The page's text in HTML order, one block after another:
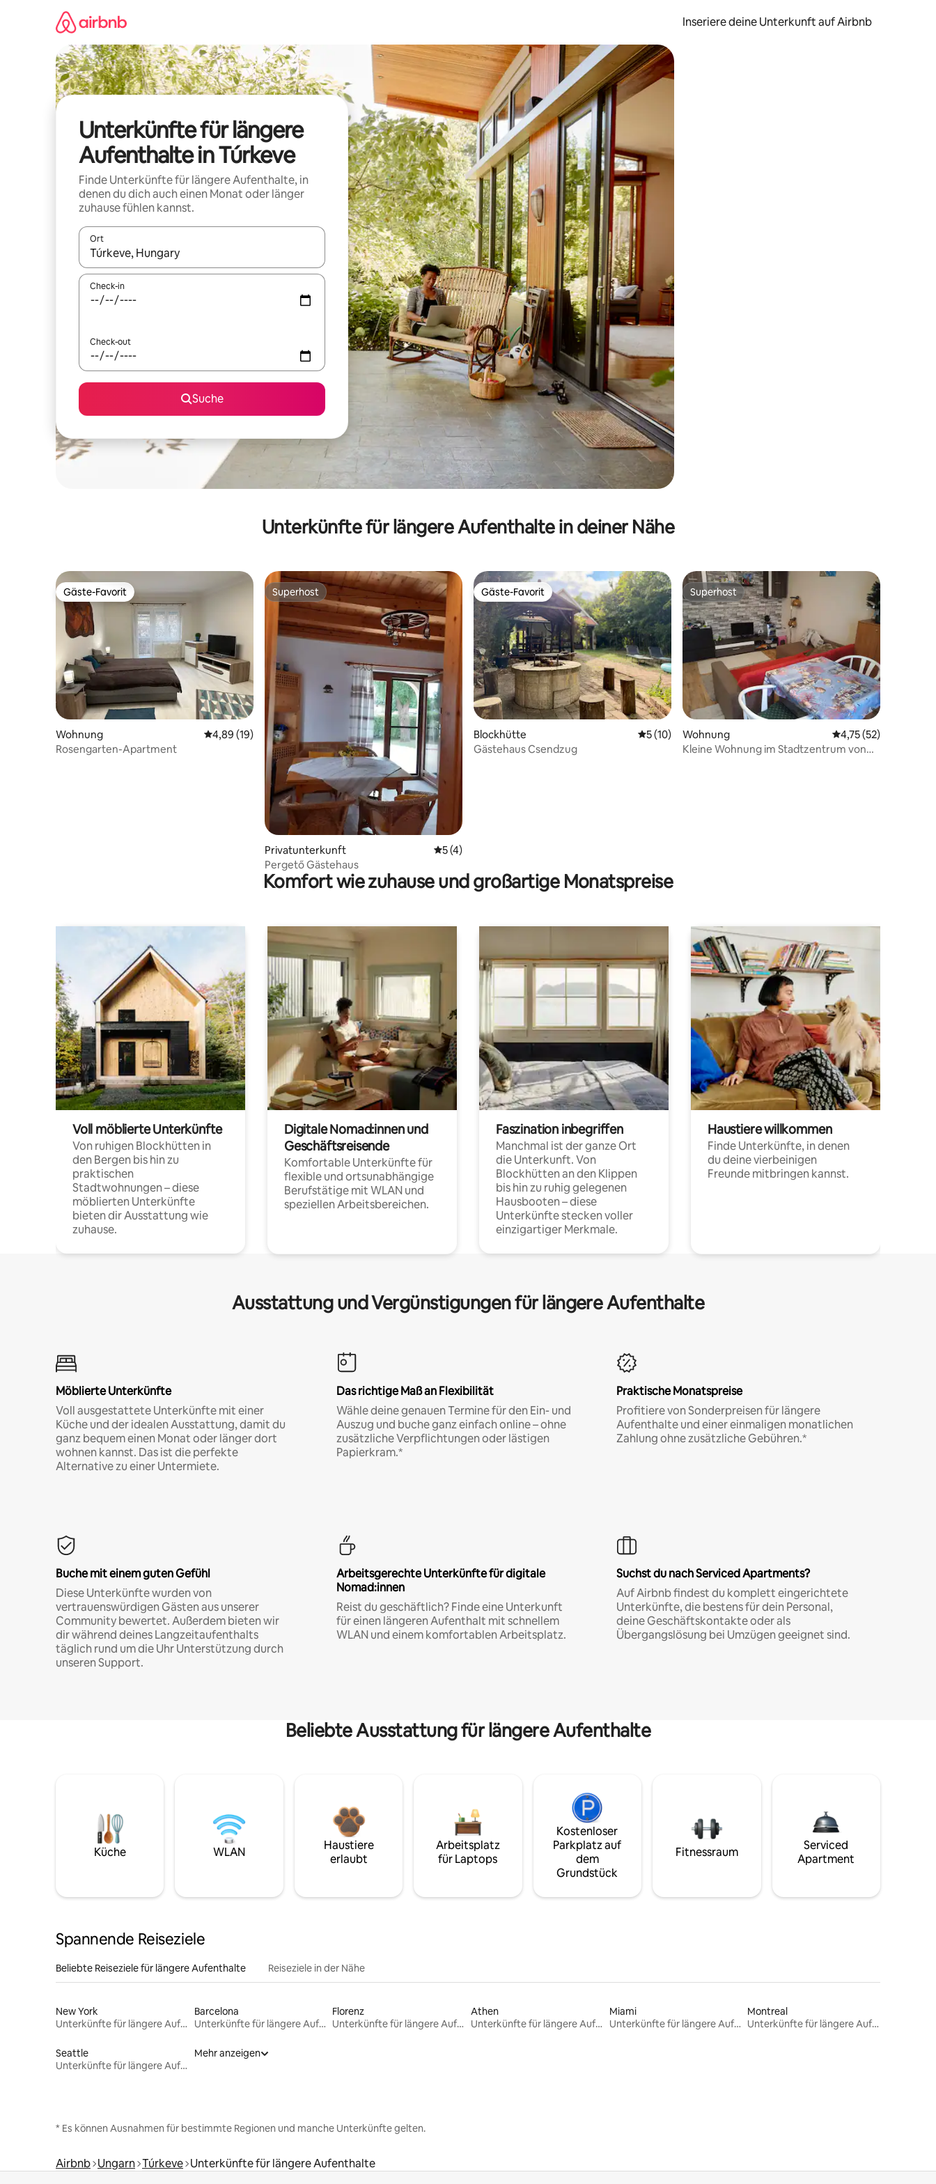
Inseriere deine Unterkunft auf Airbnb
Unterkünfte für längere
Aufenthalte in Túrkeve
Finde Unterkünfte für längere Aufenthalte, in
denen du dich auch einen Monat oder länger
zuhause fühlen kannst.
Ort
Wenn Ergebnisse verfügbar sind, navigiere mit den Pfeiltasten nach oben und unten oder erkunde die Ergebnisse durch Berühren oder Wischgesten.
Check-in
Check-out
Suche
Unterkünfte für längere Aufenthalte in deiner Nähe
Gäste-Favorit
Gäste-Favorit
Wohnung Durchschnittliche Bewertung: 4,89 von 5, 19 Bewertungen
4,89 (19)
Rosengarten-Apartment
Superhost
Superhost
Privatunterkunft Durchschnittliche Bewertung: 5 von 5, 4 Bewertungen
5 (4)
Pergető Gästehaus
Gäste-Favorit
Gäste-Favorit
Blockhütte Durchschnittliche Bewertung: 5 von 5, 10 Bewertungen
5 (10)
Gästehaus Csendzug
Superhost
Superhost
Wohnung Durchschnittliche
4,75 (52)
Kleine Wohnung im Stadtzentrum von
Komfort wie zuhause und großartige Monatspreise
Voll möblierte Unterkünfte
Von ruhigen Blockhütten in
den Bergen bis hin zu
praktischen
Stadtwohnungen – diese
möblierten Unterkünfte
bieten dir Ausstattung wie
zuhause.
Digitale Nomad:innen und
Geschäftsreisende
Komfortable Unterkünfte für
flexible und ortsunabhängige
Berufstätige mit WLAN und
speziellen Arbeitsbereichen.
Faszination inbegriffen
Manchmal ist der ganze Ort
die Unterkunft. Von
Blockhütten an den Klippen
bis hin zu ruhig gelegenen
Hausbooten – diese
Unterkünfte stecken voller
einzigartiger Merkmale.
Haustiere willkommen
Finde Unterkünfte, in denen
du deine vierbeinigen
Freunde mitbringen kannst.
Ausstattung und Vergünstigungen für längere Aufenthalte
Möblierte Unterkünfte
Voll ausgestattete Unterkünfte mit einer
Küche und der idealen Ausstattung, damit du
ganz bequem einen Monat oder länger dort
wohnen kannst. Das ist die perfekte
Alternative zu einer Untermiete.
Das richtige Maß an Flexibilität
Wähle deine genauen Termine für den Ein- und
Auszug und buche ganz einfach online – ohne
zusätzliche Verpflichtungen oder lästigen
Papierkram.*
Praktische Monatspreise
Profitiere von Sonderpreisen für längere
Aufenthalte und einer einmaligen monatlichen
Zahlung ohne zusätzliche Gebühren.*
Buche mit einem guten Gefühl
Diese Unterkünfte wurden von
vertrauenswürdigen Gästen aus unserer
Community bewertet. Außerdem bieten wir
dir während deines Langzeitaufenthalts
täglich rund um die Uhr Unterstützung durch
unseren Support.
Arbeitsgerechte Unterkünfte für digitale
Nomad:innen
Reist du geschäftlich? Finde eine Unterkunft
für einen längeren Aufenthalt mit schnellem
WLAN und einem komfortablen Arbeitsplatz.
Suchst du nach Serviced Apartments?
Auf Airbnb findest du komplett eingerichtete
Unterkünfte, die bestens für dein Personal,
deine Geschäftskontakte oder als
Übergangslösung bei Umzügen geeignet sind.
Beliebte Ausstattung für längere Aufenthalte
Küche WLAN
Haustiere
erlaubt
Arbeitsplatz
für Laptops
Kostenloser
Parkplatz auf
dem
Grundstück
Fitnessraum
Serviced
Apartment
Spannende Reiseziele
Beliebte Reiseziele für längere Aufenthalte Reiseziele in der Nähe
New York
Unterkünfte für längere Aufenthalte
Barcelona
Unterkünfte für längere Aufenthalte
Florenz
Unterkünfte für längere Aufenthalte
Athen
Unterkünfte für längere Aufenthalte
Miami
Unterkünfte für längere Aufenthalte
Montreal
Unterkünfte für längere Aufenthalte
Seattle
Unterkünfte für längere Aufenthalte
Mehr anzeigen
* Es können Ausnahmen für bestimmte Regionen und manche Unterkünfte gelten.
Airbnb Ungarn Túrkeve Unterkünfte für längere Aufenthalte